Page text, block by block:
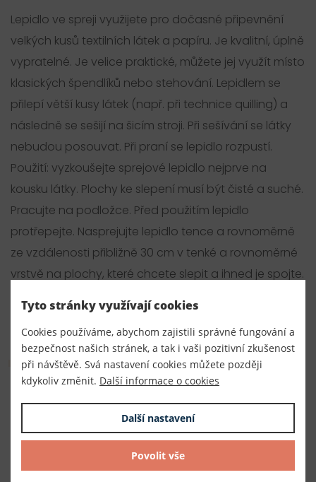
Lepidlo ve spreji využijete pro dočasné připevnění
velkých kusů textilních látek a papíru. Je kvalitní, úplně
vypratelné. Je velice praktické, můžete jej využít místo
klasických špendlíků nebo stehování. Lepidlem se
přilepí větší kusy látek (např. při technice quilling) a
následně se sešijí na šicím stroji. Při sešívání se látky
nebudou posouvat. Při praní se lepidlo rozpustí.
Použití: vyzkoušejte sprejové lepidlo nejprve na
kousku látky. Plochy ke slepení musí být čisté a suché.
Pracujte na podložce. Před použitím lepidlo
protřepejte. Nasprejujte lepidlo tence a rovnoměrně
ze vzdálenosti přibližně 30 cm v tenké a rovnoměrné
vrstvě na plochy, které chcete slepit a ihned je spojte.
neobsahuje rozpouštědla a nezapáchá.
Parametry
Výrobce
Tyto stránky využívají cookies
Cookies používáme, abychom zajistili správné fungování a
bezpečnost našich stránek, a tak i vaši pozitivní zkušenost
při návštěvě. Svá nastavení cookies můžete později
kdykoliv změnit. Další informace o cookies
Další nastavení
Povolit vše